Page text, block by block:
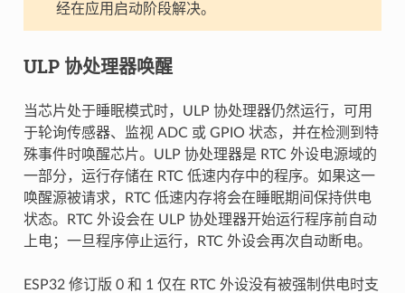
经在应用启动阶段解决。
ULP 协处理器唤醒
当芯片处于睡眠模式时，ULP 协处理器仍然运行，可用
于轮询传感器、监视 ADC 或 GPIO 状态，并在检测到特
殊事件时唤醒芯片。ULP 协处理器是 RTC 外设电源域的
一部分，运行存储在 RTC 低速内存中的程序。如果这一
唤醒源被请求，RTC 低速内存将会在睡眠期间保持供电
状态。RTC 外设会在 ULP 协处理器开始运行程序前自动
上电；一旦程序停止运行，RTC 外设会再次自动断电。
ESP32 修订版 0 和 1 仅在 RTC 外设没有被强制供电时支